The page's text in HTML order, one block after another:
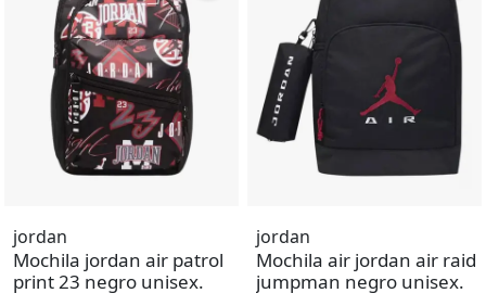
jordan
Mochila jordan air patrol
print 23 negro unisex.
jordan
Mochila air jordan air raid
jumpman negro unisex.